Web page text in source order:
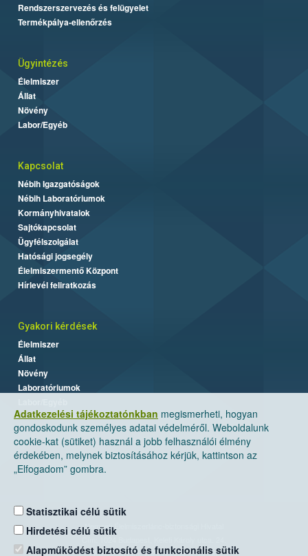
Adatkezelési tájékoztatónkban megismerheti, hogyan
gondoskodunk személyes adatai védelméről. Weboldalunk
cookie-kat (sütiket) használ a jobb felhasználói élmény
érdekében, melynek biztosításához kérjük, kattintson az
„Elfogadom” gombra.
Statisztikai célú sütik
Hirdetési célú sütik
Alapműködést biztosító és funkcionális sütik
Rendszerszervezés és felügyelet
Termékpálya-ellenőrzés
Ügyintézés
Élelmiszer
Állat
Növény
Labor/Egyéb
Kapcsolat
Nébih Igazgatóságok
Nébih Laboratóriumok
Kormányhivatalok
Sajtókapcsolat
Ügyfélszolgálat
Hatósági jogsegély
Élelmiszermentő Központ
Hírlevél feliratkozás
Gyakori kérdések
Élelmiszer
Állat
Növény
Laboratóriumok
Nemzeti Élelmiszerlánc-biztonsági Hivatal
Levelezési cím: 1525 Budapest. Pf. 30.